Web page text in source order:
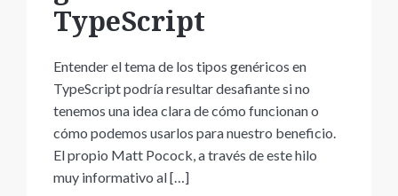
TypeScript
Entender el tema de los tipos genéricos en
TypeScript podría resultar desafiante si no
tenemos una idea clara de cómo funcionan o
cómo podemos usarlos para nuestro beneficio.
El propio Matt Pocock, a través de este hilo
muy informativo al […]